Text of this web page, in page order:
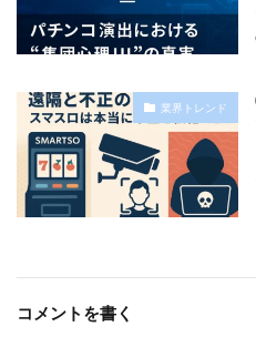
業界トレンド
コメントを書く